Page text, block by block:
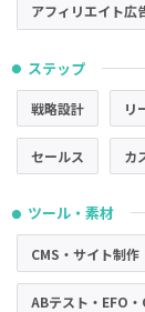
アフィリエイト広
● ステップ
戦略設計 リ
セールス カ
● ツール・素材
CMS・サイト制作
ABテスト・EFO・